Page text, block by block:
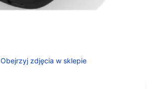
Obejrzyj zdjęcia w sklepie